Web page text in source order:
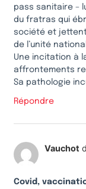
pass sanitaire –
du fratras qui
société et
de l’unité
Une incitation à
affrontements
Sa pathologie
Répondre
Vauchot
Covid,